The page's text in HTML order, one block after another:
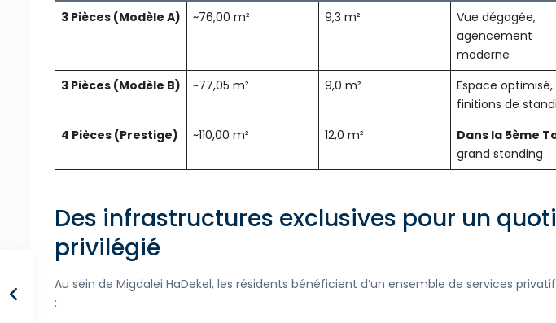
3 Pièces (Modèle A) ~76,00 m² 9,3 m²
Vue dégagée,
agencement
moderne
3 Pièces (Modèle B) ~77,05 m² 9,0 m²
Espace optimisé,
finitions de
4 Pièces (Prestige) ~110,00 m² 12,0 m² Dans la 5ème
grand standing
Des infrastructures exclusives pour un
privilégié
Au sein de Migdalei HaDekel, les résidents bénéficient d’un ensemble de services
: